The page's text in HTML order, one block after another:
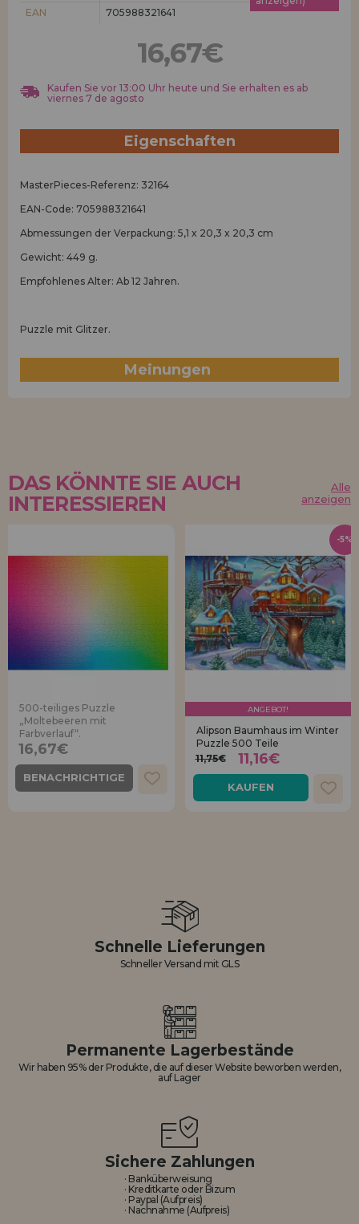
Los gehts! Wir haben auf dich gewartet.
HÄNDLERREGISTRIERUNG
EAN
705988321641
16,67€
Kaufen Sie vor 13:00 Uhr heute und Sie erhalten es ab
viernes 7 de agosto
Eigenschaften
MasterPieces-Referenz: 32164
EAN-Code: 705988321641
Abmessungen der Verpackung: 5,1 x 20,3 x 20,3 cm
Gewicht: 449 g.
Empfohlenes Alter: Ab 12 Jahren.
Puzzle mit Glitzer.
Meinungen
DAS KÖNNTE SIE AUCH
INTERESSIEREN
Alle
anzeigen
500-teiliges Puzzle
„Moltebeeren mit
Farbverlauf“.
16,67€
BENACHRICHTIGE
ANGEBOT!
Alipson Baumhaus im Winter
Puzzle 500 Teile
11,75€
11,16€
KAUFEN
-5%
Schnelle Lieferungen
Schneller Versand mit GLS
Permanente Lagerbestände
Wir haben 95% der Produkte, die auf dieser Website beworben werden,
auf Lager
Sichere Zahlungen
· Banküberweisung
· Kreditkarte oder Bizum
· Paypal (Aufpreis)
· Nachnahme (Aufpreis)